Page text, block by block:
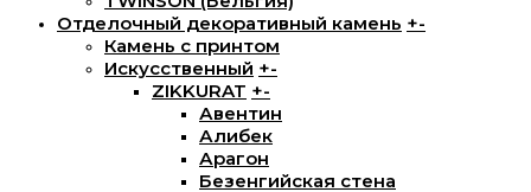
Отделочный декоративный камень +-
Камень с принтом
Искусственный +-
ZIKKURAT +-
Авентин
Алибек
Арагон
Безенгийская стена